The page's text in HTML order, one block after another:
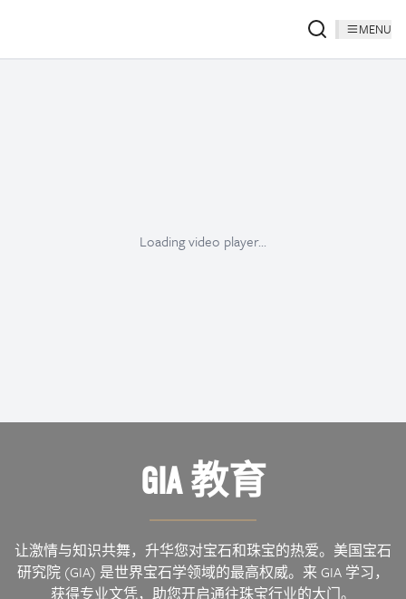
MENU
Loading video player...
GIA 教育
让激情与知识共舞，升华您对宝石和珠宝的热爱。美国宝石
研究院 (GIA) 是世界宝石学领域的最高权威。来 GIA 学习，
获得专业文凭，助您开启通往珠宝行业的大门。